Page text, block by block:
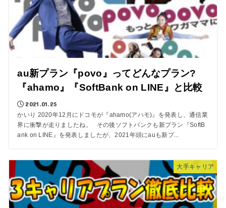
au新プラン『povo』ってどんなプラン?
『ahamo』『SoftBank on LINE』と比較
2021.01.25
かいり 2020年12月にドコモが『ahamo(アハモ)』を発表し、通信業
界に衝撃が走りましたね。 その後ソフトバンクも新プラン『SoftB
ank on LINE』を発表しましたが、2021年頭にauも新プ...
大手キャリア